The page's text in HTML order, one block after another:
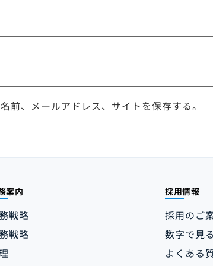
前、メールアドレス、サイトを保存する。
案内
戦略
戦略
採用情報
採用のご
数字で見
よくある